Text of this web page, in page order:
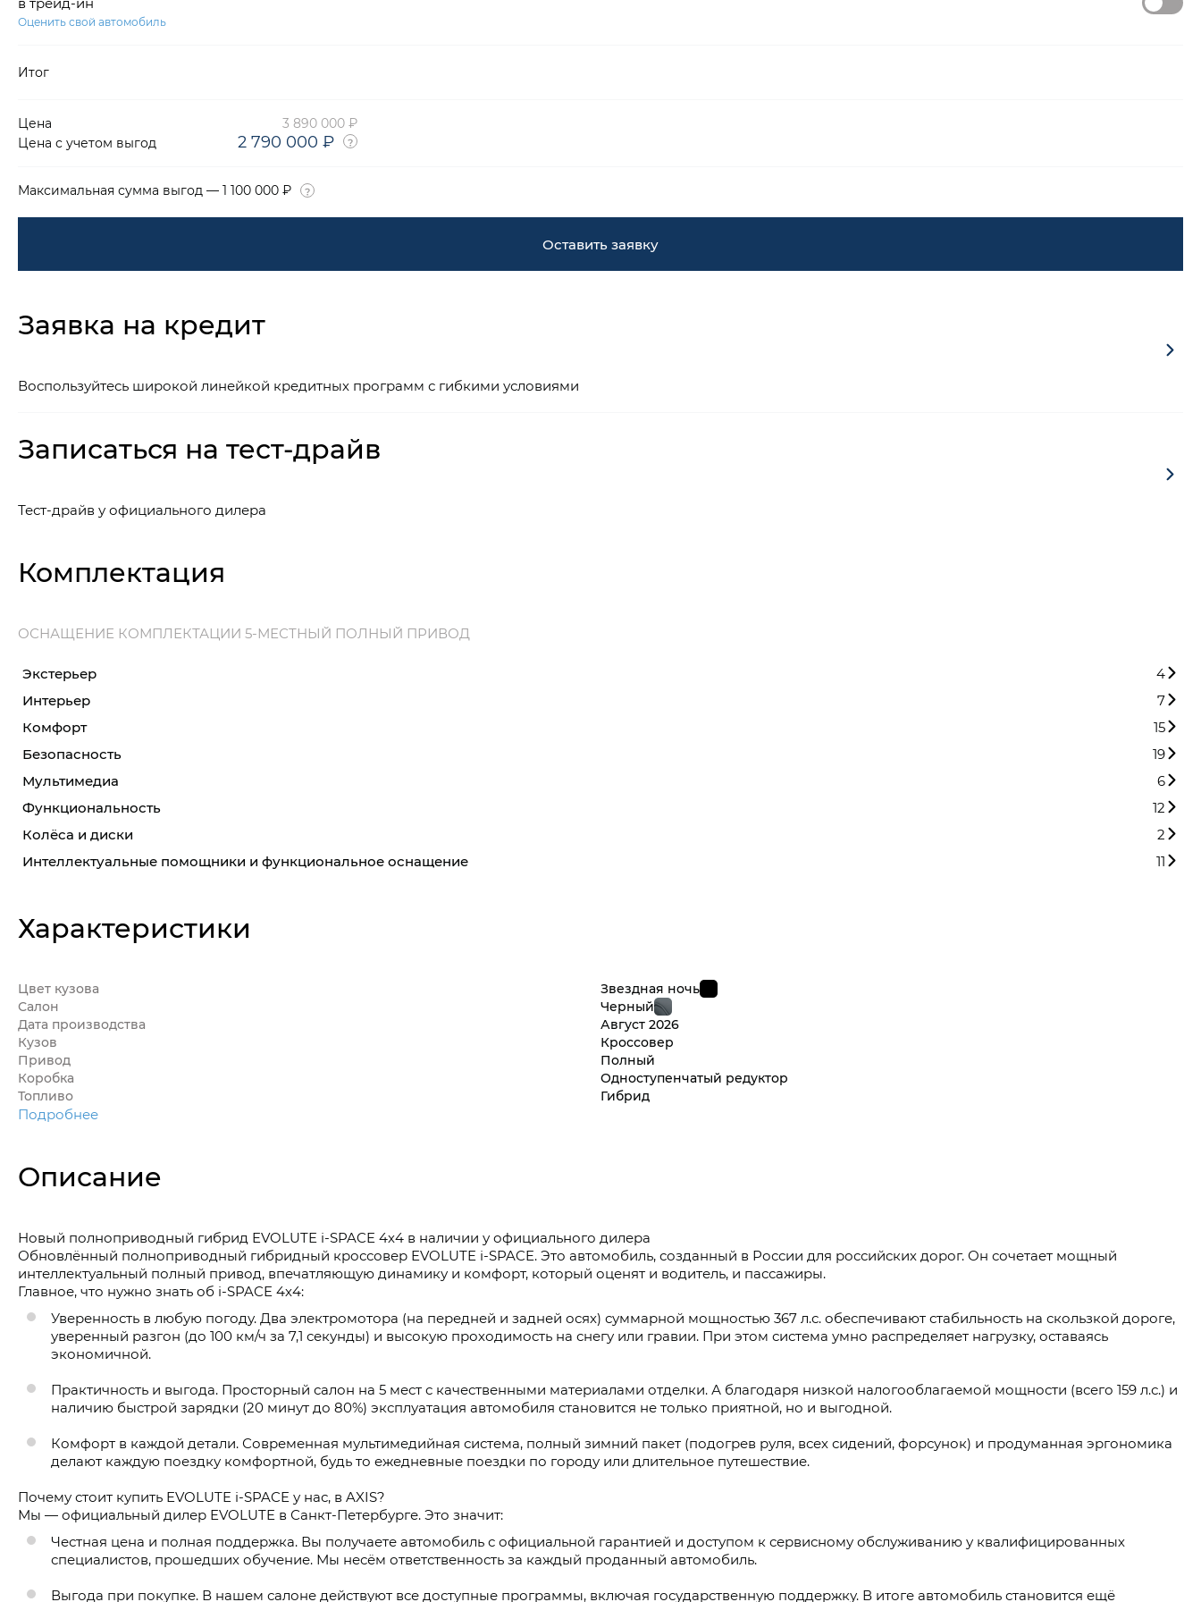
Оценить свой автомобиль
Итог
Цена
3 890 000 ₽
Цена с учетом выгод
2 790 000 ₽
Максимальная сумма выгод — 1 100 000 ₽
Оставить заявку
Заявка на кредит
Воспользуйтесь широкой линейкой кредитных программ с гибкими условиями
Записаться на тест-драйв
Тест-драйв у официального дилера
Комплектация
ОСНАЩЕНИЕ КОМПЛЕКТАЦИИ 5-МЕСТНЫЙ ПОЛНЫЙ ПРИВОД
Экстерьер
4
Интерьер
7
Комфорт
15
Безопасность
19
Мультимедиа
6
Функциональность
12
Колёса и диски
2
Интеллектуальные помощники и функциональное оснащение
11
Характеристики
Цвет кузова
Звездная ночь
Салон
Черный
Дата производства
Август 2026
Кузов
Кроссовер
Привод
Полный
Коробка
Одноступенчатый редуктор
Топливо
Гибрид
Подробнее
Описание
Новый полноприводный гибрид EVOLUTE i-SPACE 4х4 в наличии у официального дилера
Обновлённый полноприводный гибридный кроссовер EVOLUTE i-SPACE. Это автомобиль, созданный в России для российских дорог. Он сочетает мощный
интеллектуальный полный привод, впечатляющую динамику и комфорт, который оценят и водитель, и пассажиры.
Главное, что нужно знать об i-SPACE 4х4:
Уверенность в любую погоду. Два электромотора (на передней и задней осях) суммарной мощностью 367 л.с. обеспечивают стабильность на скользкой дороге,
уверенный разгон (до 100 км/ч за 7,1 секунды) и высокую проходимость на снегу или гравии. При этом система умно распределяет нагрузку, оставаясь
экономичной.
Практичность и выгода. Просторный салон на 5 мест с качественными материалами отделки. А благодаря низкой налогооблагаемой мощности (всего 159 л.с.) и
наличию быстрой зарядки (20 минут до 80%) эксплуатация автомобиля становится не только приятной, но и выгодной.
Комфорт в каждой детали. Современная мультимедийная система, полный зимний пакет (подогрев руля, всех сидений, форсунок) и продуманная эргономика
делают каждую поездку комфортной, будь то ежедневные поездки по городу или длительное путешествие.
Почему стоит купить EVOLUTE i-SPACE у нас, в AXIS?
Мы — официальный дилер EVOLUTE в Санкт-Петербурге. Это значит:
Честная цена и полная поддержка. Вы получаете автомобиль с официальной гарантией и доступом к сервисному обслуживанию у квалифицированных
специалистов, прошедших обучение. Мы несём ответственность за каждый проданный автомобиль.
Выгода при покупке. В нашем салоне действуют все доступные программы, включая государственную поддержку. В итоге автомобиль становится ещё